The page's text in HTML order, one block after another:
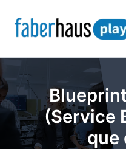
para
(Service
que